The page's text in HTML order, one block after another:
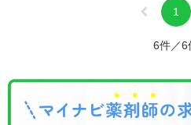
1
6件／6